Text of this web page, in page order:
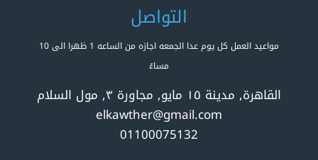
التواصل
مواعيد العمل كل يوم عدا الجمعه اجازه من الساعه 1 ظهرا الى 10
مساءً
القاهرة, مدينة ١٥ مايو, مجاورة ٣, مول السلام
elkawther@gmail.com
01100075132